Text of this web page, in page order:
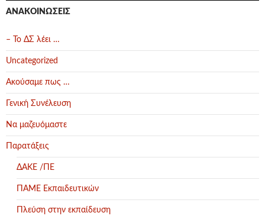
ΑΝΑΚΟΙΝΏΣΕΙΣ
– Το ΔΣ λέει …
Uncategorized
Ακούσαμε πως …
Γενική Συνέλευση
Να μαζευόμαστε
Παρατάξεις
ΔΑΚΕ /ΠΕ
ΠΑΜΕ Εκπαιδευτικών
Πλεύση στην εκπαίδευση